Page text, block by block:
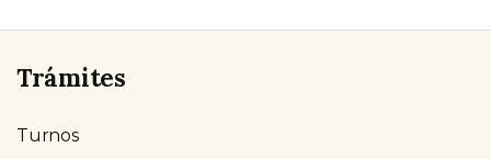
Trámites
Turnos